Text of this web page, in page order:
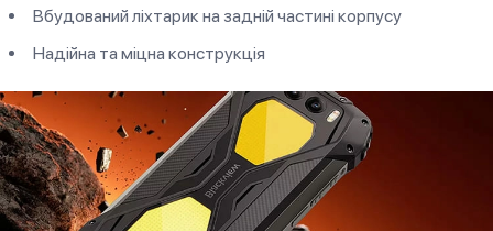
Вбудований ліхтарик на задній частині корпусу
Надійна та міцна конструкція